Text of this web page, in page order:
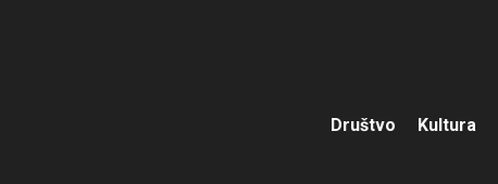
Društvo Kultura